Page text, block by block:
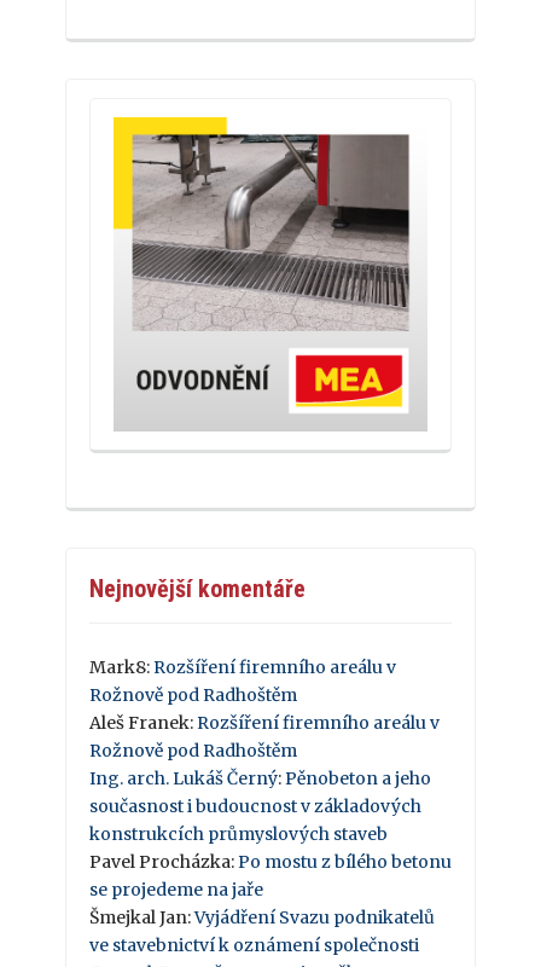
Nejnovější komentáře
Mark8:Rozšíření firemního areálu v
Rožnově pod Radhoštěm
Aleš Franek:Rozšíření firemního areálu v
Rožnově pod Radhoštěm
Ing. arch. Lukáš Černý:Pěnobeton a jeho
současnost i budoucnost v základových
konstrukcích průmyslových staveb
Pavel Procházka:Po mostu z bílého betonu
se projedeme na jaře
Šmejkal Jan:Vyjádření Svazu podnikatelů
ve stavebnictví k oznámení společnosti